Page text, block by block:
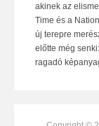
akinek az
Time és a
új terepre
előtte még
ragadó